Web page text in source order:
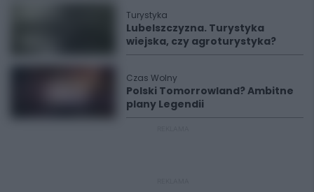
Turystyka
Lubelszczyzna. Turystyka
wiejska, czy agroturystyka?
Czas Wolny
Polski Tomorrowland? Ambitne
plany Legendii